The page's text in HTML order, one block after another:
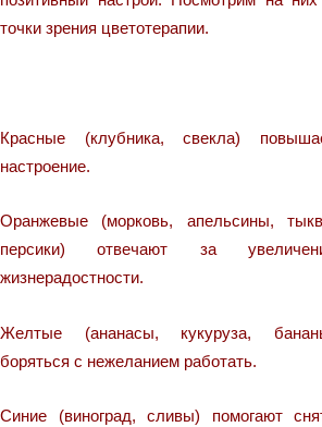
точки зрения цветотерапии.
Красные (клубника, свекла)
настроение.
Оранжевые (морковь, апельсины,
персики) отвечают за
жизнерадостности.
Желтые (ананасы, кукуруза,
боряться с нежеланием работать.
Синие (виноград, сливы) помогают